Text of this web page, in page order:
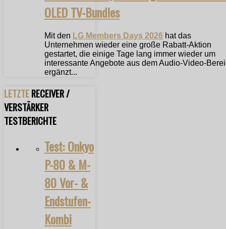
OLED TV-Bundles
Mit den LG Members Days 2026 hat das
Unternehmen wieder eine große Rabatt-Aktion
gestartet, die einige Tage lang immer wieder um
interessante Angebote aus dem Audio-Video-
ergänzt...
LETZTERECEIVER /
VERSTÄRKER
TESTBERICHTE
Test: Onkyo
P-80 & M-
80 Vor- &
Endstufen-
Kombi